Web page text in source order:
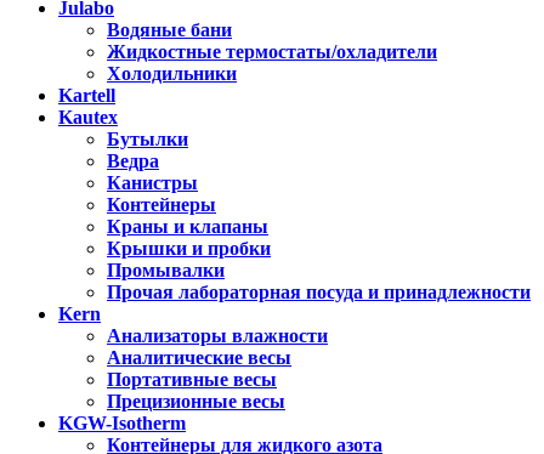
Julabo
Водяные бани
Жидкостные термостаты/охладители
Холодильники
Kartell
Kautex
Бутылки
Ведра
Канистры
Контейнеры
Краны и клапаны
Крышки и пробки
Промывалки
Прочая лабораторная посуда и принадлежности
Kern
Анализаторы влажности
Аналитические весы
Портативные весы
Прецизионные весы
KGW-Isotherm
Контейнеры для жидкого азота